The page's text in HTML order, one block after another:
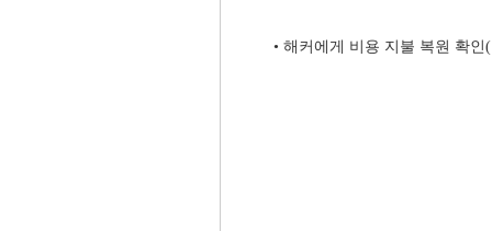
•​ 해커에게 비용 지불 복원 확인 (